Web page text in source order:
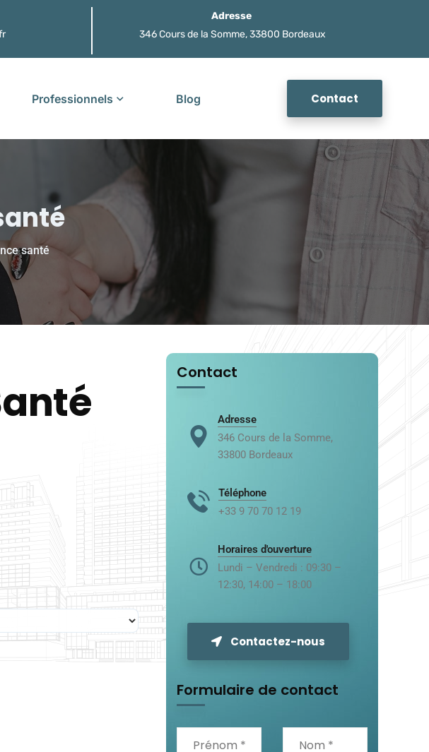
Adresse
346 Cours de la Somme, 33800 Bordeaux
Professionnels Blog Contact
santé
Contact
Adresse
346 Cours de la Somme,
33800 Bordeaux
Téléphone
+33 9 70 70 12 19
Horaires d'ouverture
Lundi – Vendredi : 09:30 –
12:30, 14:00 – 18:00
Contactez-nous
Formulaire de contact